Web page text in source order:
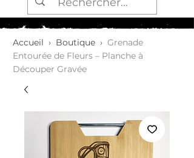
Accueil › Boutique › Grenade
Entourée de Fleurs – Planche à
Découper Gravée